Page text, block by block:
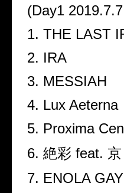
(Day1
1. THE LAST
2. IRA
3. MESSIAH
4. Lux Aeterna
5. Proxima
6. 絶彩 feat. 京
7. ENOLA